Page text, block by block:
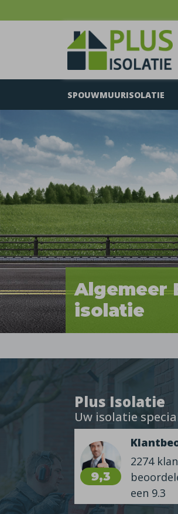
SPOUWMUURISOLATIE
Algemeer
isolatie
Plus Isolatie
Uw isolatie
9,3
2274
een 9.3